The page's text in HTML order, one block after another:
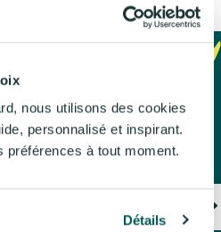
personnalisé et inspirant.
préférences à tout moment.
Détails